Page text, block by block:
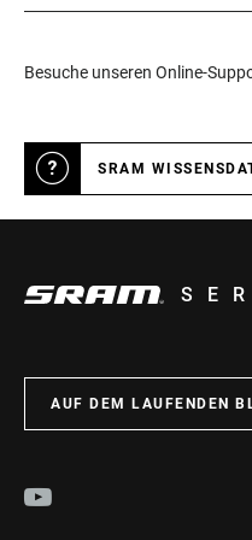
Besuche unseren Online-
SRAM
AUF DEM LAUFENDEN